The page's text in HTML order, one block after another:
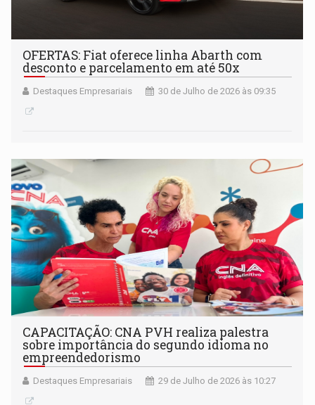
OFERTAS: Fiat oferece linha Abarth com
desconto e parcelamento em até 50x
Destaques Empresariais 30 de Julho de 2026 às 09:35
CAPACITAÇÃO: CNA PVH realiza palestra
sobre importância do segundo idioma no
empreendedorismo
Destaques Empresariais 29 de Julho de 2026 às 10:27